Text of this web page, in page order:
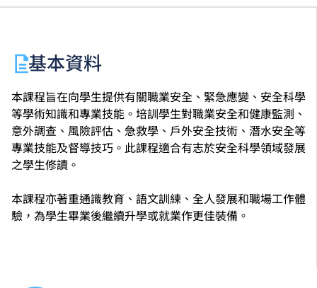
基本資料
本課程旨在向學生提供有關職業安全、緊急應變、安全科學
等學術知識和專業技能。培訓學生對職業安全和健康監測、
意外調查、風險評估、急救學、戶外安全技術、潛水安全等
專業技能及督導技巧。此課程適合有志於安全科學領域發展
之學生修讀。
本課程亦著重通識教育、語文訓練、全人發展和職場工作體
驗，為學生畢業後繼續升學或就業作更佳裝備。